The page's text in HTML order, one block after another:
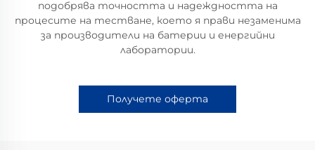
подобрява точността и надеждността на
процесите на тестване, което я прави незаменима
за производители на батерии и енергийни
лаборатории.
Получете оферта